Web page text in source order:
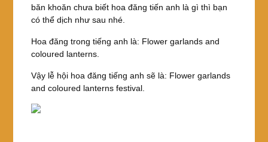
băn khoăn chưa biết hoa đăng tiến anh là gì thì bạn
có thể dịch như sau nhé.
Hoa đăng trong tiếng anh là: Flower garlands and
coloured lanterns.
Vậy lễ hội hoa đăng tiếng anh sẽ là: Flower garlands
and coloured lanterns festival.